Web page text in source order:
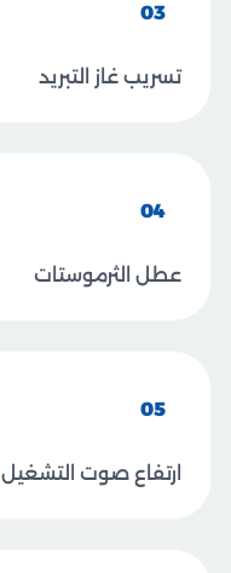
03
تسريب غاز التبريد
04
عطل الثرموستات
05
ارتفاع صوت التشغيل